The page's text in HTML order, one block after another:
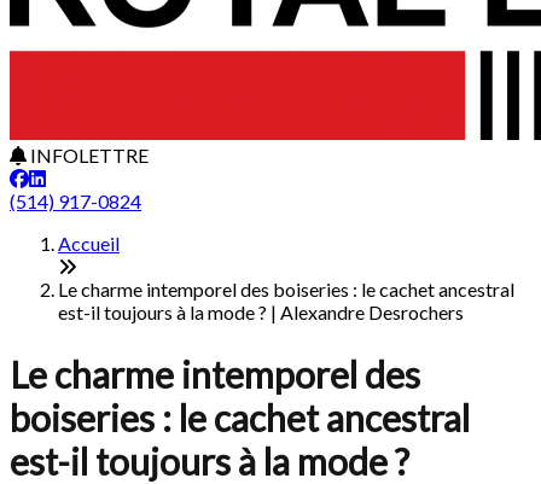
INFOLETTRE
(514) 917-0824
Accueil
Le charme intemporel des boiseries : le cachet ancestral
est-il toujours à la mode ? | Alexandre Desrochers
Le charme intemporel des
boiseries : le cachet ancestral
est-il toujours à la mode ?